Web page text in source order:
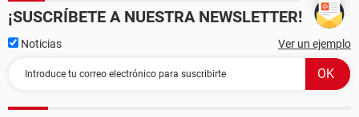
¡SUSCRÍBETE A NUESTRA NEWSLETTER!
Noticias Ver un ejemplo